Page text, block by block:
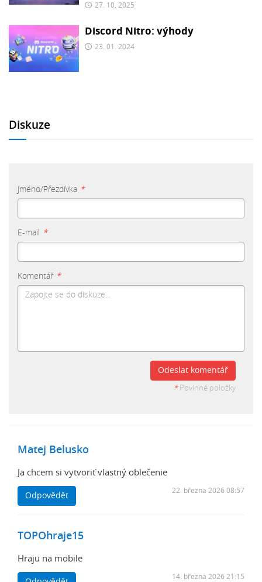
27. 10. 2025
Discord Nitro: výhody
23. 01. 2024
Diskuze
Jméno/Přezdívka *
E-mail *
Komentář *
Odeslat komentář
*Povinné položky
Matej Belusko
Ja chcem si vytvoriť vlastný oblečenie
Odpovědět
22. března 2026 08:57
TOPOhraje15
Hraju na mobile
14. března 2026 21:15